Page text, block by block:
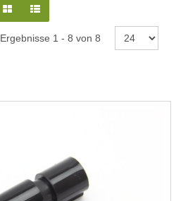
Ergebnisse 1 - 8 von 8